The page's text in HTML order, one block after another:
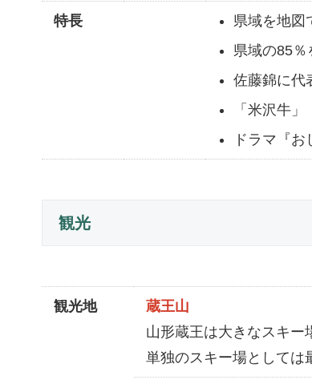
特長
県域を地図
県域の85％
佐藤錦に代
「米沢牛
ドラマ『
観光
観光地
蔵王山
山形蔵王は大きなスキー
単独のスキー場としては